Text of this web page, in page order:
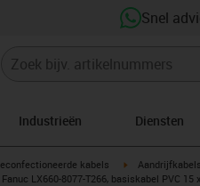
Snel
Industrieën Diensten
icon-arrow-right kabels igus-icon-
LX660-8077-T266, basiskabel PVC 15